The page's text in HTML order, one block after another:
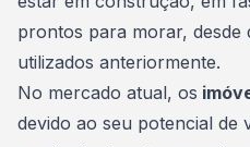
prontos para morar, desde
utilizados anteriormente.
No mercado atual, os
devido ao seu potencial de